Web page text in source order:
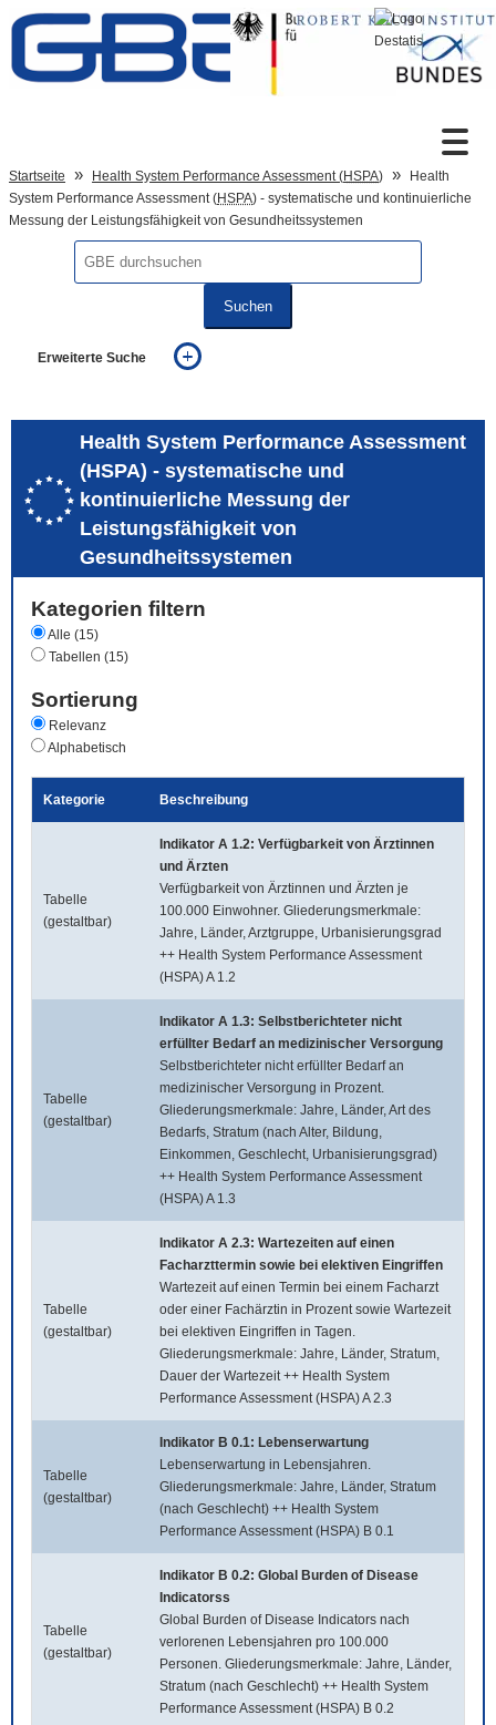
Zum Inhalt
Sprachumschaltung
Startseite Health System Performance Assessment (HSPA)
Health
System Performance Assessment (HSPA) - systematische und kontinuierliche
Messung der Leistungsfähigkeit von Gesundheitssystemen
Suchen
Erweiterte Suche
auch in allen Texten suchen (Volltextsuche)
auch Synonyme einbeziehen
auch ähnlich geschriebenes einbeziehen
Health System Performance Assessment
(HSPA) - systematische und
kontinuierliche Messung der
Leistungsfähigkeit von
Gesundheitssystemen
Kategorien filtern
Alle (15)
Tabellen (15)
Sortierung
Relevanz
Alphabetisch
Kategorie Beschreibung
Tabelle
(gestaltbar)
Indikator A 1.2: Verfügbarkeit von Ärztinnen
und Ärzten
Verfügbarkeit von Ärztinnen und Ärzten je
100.000 Einwohner. Gliederungsmerkmale:
Jahre, Länder, Arztgruppe, Urbanisierungsgrad
++ Health System Performance Assessment
(HSPA) A 1.2
Tabelle
(gestaltbar)
Indikator A 1.3: Selbstberichteter nicht
erfüllter Bedarf an medizinischer Versorgung
Selbstberichteter nicht erfüllter Bedarf an
medizinischer Versorgung in Prozent.
Gliederungsmerkmale: Jahre, Länder, Art des
Bedarfs, Stratum (nach Alter, Bildung,
Einkommen, Geschlecht, Urbanisierungsgrad)
++ Health System Performance Assessment
(HSPA) A 1.3
Tabelle
(gestaltbar)
Indikator A 2.3: Wartezeiten auf einen
Facharzttermin sowie bei elektiven Eingriffen
Wartezeit auf einen Termin bei einem Facharzt
oder einer Fachärztin in Prozent sowie Wartezeit
bei elektiven Eingriffen in Tagen.
Gliederungsmerkmale: Jahre, Länder, Stratum,
Dauer der Wartezeit ++ Health System
Performance Assessment (HSPA) A 2.3
Tabelle
(gestaltbar)
Indikator B 0.1: Lebenserwartung
Lebenserwartung in Lebensjahren.
Gliederungsmerkmale: Jahre, Länder, Stratum
(nach Geschlecht) ++ Health System
Performance Assessment (HSPA) B 0.1
Tabelle
(gestaltbar)
Indikator B 0.2: Global Burden of Disease
Indicatorss
Global Burden of Disease Indicators nach
verlorenen Lebensjahren pro 100.000
Personen. Gliederungsmerkmale: Jahre, Länder,
Stratum (nach Geschlecht) ++ Health System
Performance Assessment (HSPA) B 0.2